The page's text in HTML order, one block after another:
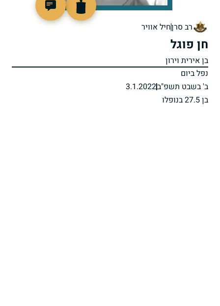
רב סרןחיל אוויר
חן פוגל
בן אירית וירון
נפל ביום
ב' בשבט תשפ"ב3.1.2022
בן 27.5 בנופלו